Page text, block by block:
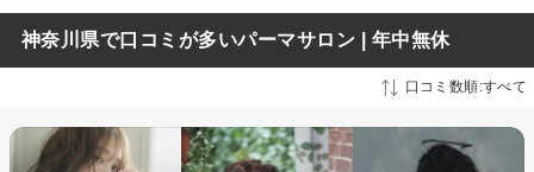
神奈川県で口コミが多いパーマサロン | 年中無休
口コミ数順:すべて